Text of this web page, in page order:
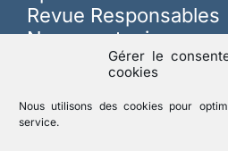
Gérer le
cookies
Nous utilisons des cookies pour
service.
Revue Responsables
Nous soutenir